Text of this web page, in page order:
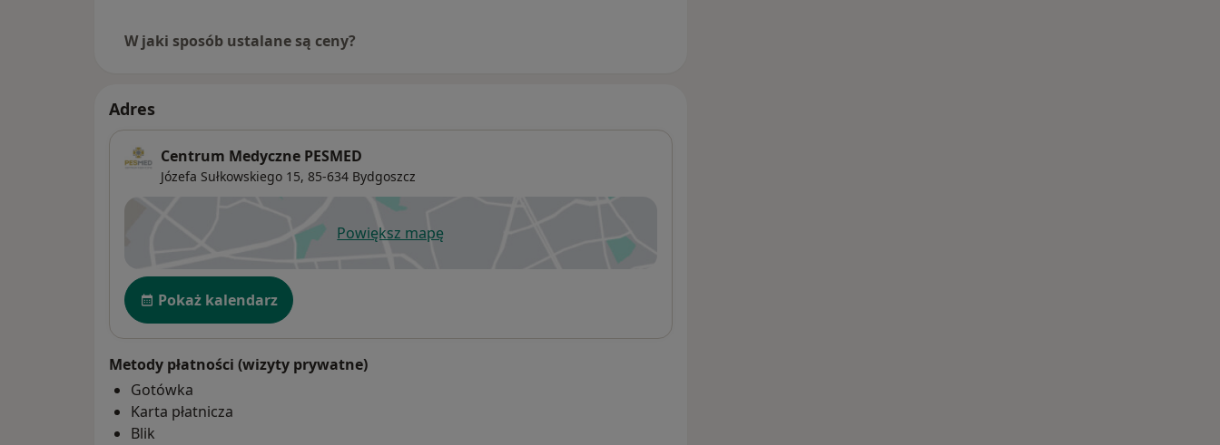
W jaki sposób ustalane są ceny?
Adres
Centrum Medyczne PESMED
Józefa Sułkowskiego 15, 85-634 Bydgoszcz
Powiększ mapęotwiera się w nowej karcie
Dostępność
Pokaż kalendarz
Metody płatności (wizyty prywatne)
Gotówka
Karta płatnicza
Blik